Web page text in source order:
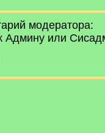
модератора:
Админу или